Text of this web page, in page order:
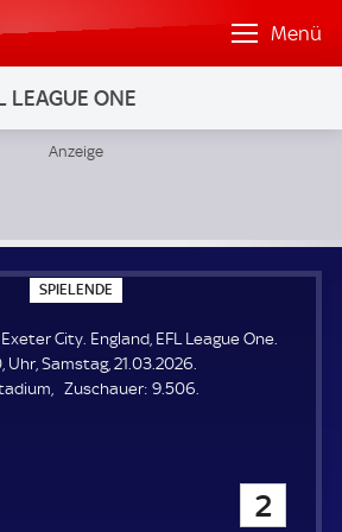
Menü
LEAGUE ONE
SPIELENDE
P
E
L
E
N
City. England, EFL League One.
Uhr, Samstag, 21.03.2026.
Zuschauer: Z
9.506.
2